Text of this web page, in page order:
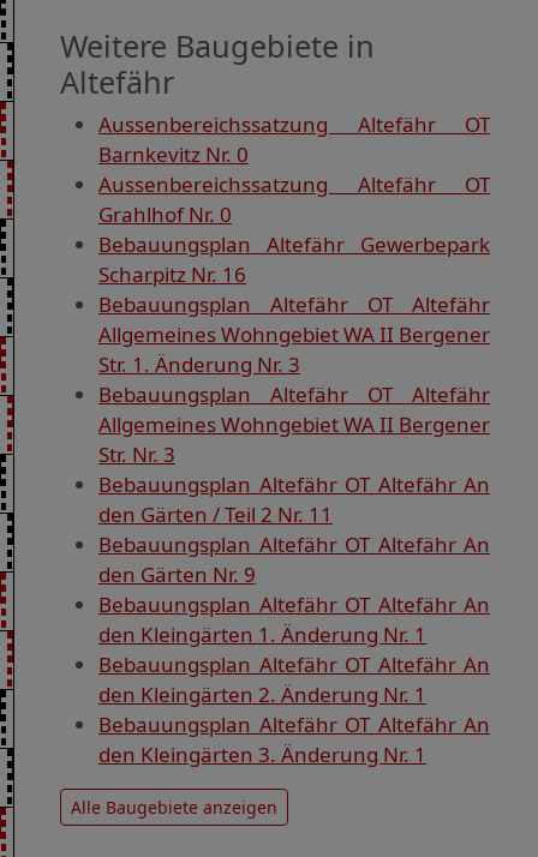
Weitere Baugebiete in
Altefähr
Aussenbereichssatzung Altefähr OT
Barnkevitz Nr. 0
Aussenbereichssatzung Altefähr OT
Grahlhof Nr. 0
Bebauungsplan Altefähr Gewerbepark
Scharpitz Nr. 16
Bebauungsplan Altefähr OT Altefähr
Allgemeines Wohngebiet WA II Bergener
Str. 1. Änderung Nr. 3
Bebauungsplan Altefähr OT Altefähr
Allgemeines Wohngebiet WA II Bergener
Str. Nr. 3
Bebauungsplan Altefähr OT Altefähr An
den Gärten / Teil 2 Nr. 11
Bebauungsplan Altefähr OT Altefähr An
den Gärten Nr. 9
Bebauungsplan Altefähr OT Altefähr An
den Kleingärten 1. Änderung Nr. 1
Bebauungsplan Altefähr OT Altefähr An
den Kleingärten 2. Änderung Nr. 1
Bebauungsplan Altefähr OT Altefähr An
den Kleingärten 3. Änderung Nr. 1
Alle Baugebiete anzeigen